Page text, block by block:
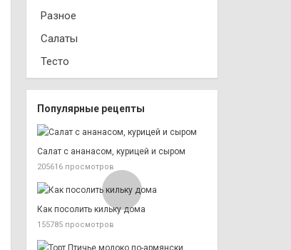
Разное
Салаты
Тесто
Популярные рецепты
Салат с ананасом, курицей и сыром
205616 просмотров
Как посолить кильку дома
155785 просмотров